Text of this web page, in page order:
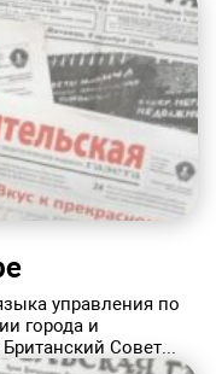
управления по
города и
Совет...